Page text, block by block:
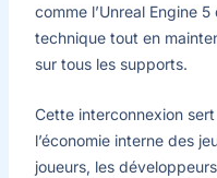
comme l’Unreal Engine
technique tout en
sur tous les supports.
Cette interconnexion
l’économie interne des
joueurs, les